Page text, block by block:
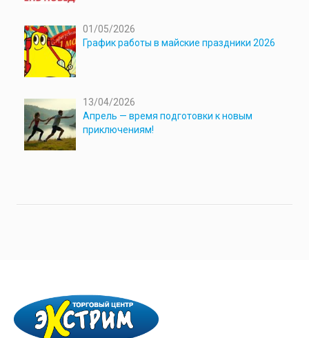
01/05/2026
График работы в майские праздники 2026
13/04/2026
Апрель — время подготовки к новым
приключениям!